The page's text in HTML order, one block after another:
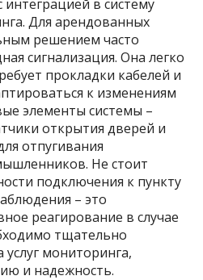
в систему
Для арендованных
решением часто
сигнализация. Она легко
прокладки кабелей и
к изменениям
элементы системы –
открытия дверей и
отпугивания
Не стоит
подключения к пункту
– это
реагирование в случае
тщательно
мониторинга,
и надежность.